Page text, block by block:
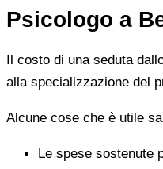
Psicologo a
Il costo di una seduta
alla specializzazione del
Alcune cose che è utile
Le spese sostenute